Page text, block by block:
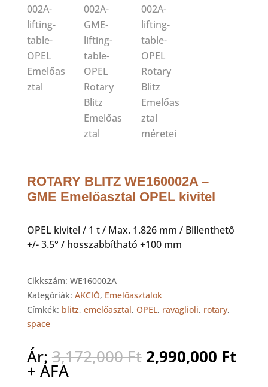
ROTARY BLITZ WE160002A –
GME Emelőasztal OPEL kivitel
OPEL kivitel / 1 t / Max. 1.826 mm / Billenthető
+/- 3.5° / hosszabbítható +100 mm
Cikkszám: WE160002A
Kategóriák: AKCIÓ, Emelőasztalok
Címkék: blitz, emelőasztal, OPEL, ravaglioli, rotary,
space
Ár:3,172,000Ft Original
price
2,990,000 Ft
+ ÁFA